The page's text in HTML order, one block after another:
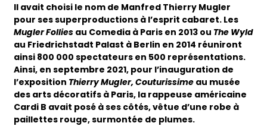
Il avait choisi le nom de Manfred Thierry Mugler
pour ses superproductions à l’esprit cabaret. Les
Mugler Follies au Comedia à Paris en 2013 ou The Wyld
au Friedrichstadt Palast à Berlin en 2014 réuniront
ainsi 800 000 spectateurs en 500 représentations.
Ainsi, en septembre 2021, pour l’inauguration de
l’exposition Thierry Mugler, Couturissime au musée
des arts décoratifs à Paris, la rappeuse américaine
Cardi B avait posé à ses côtés, vêtue d’une robe à
paillettes rouge, surmontée de plumes.